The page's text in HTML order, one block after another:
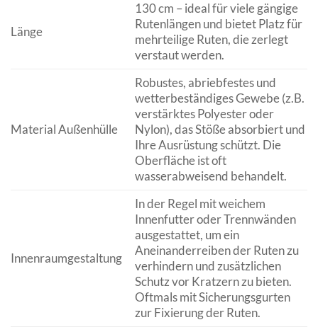
Länge
130 cm – ideal für viele gängige
Rutenlängen und bietet Platz für
mehrteilige Ruten, die zerlegt
verstaut werden.
Material Außenhülle
Robustes, abriebfestes und
wetterbeständiges Gewebe (z.B.
verstärktes Polyester oder
Nylon), das Stöße absorbiert und
Ihre Ausrüstung schützt. Die
Oberfläche ist oft
wasserabweisend behandelt.
Innenraumgestaltung
In der Regel mit weichem
Innenfutter oder Trennwänden
ausgestattet, um ein
Aneinanderreiben der Ruten zu
verhindern und zusätzlichen
Schutz vor Kratzern zu bieten.
Oftmals mit Sicherungsgurten
zur Fixierung der Ruten.